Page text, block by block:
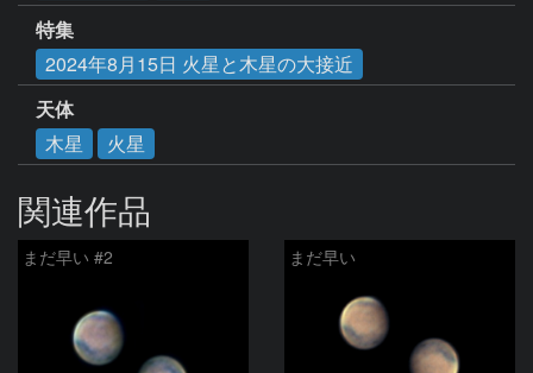
特集
2024年8月15日 火星と木星の大接近
天体
木星
火星
関連作品
まだ早い #2 まだ早い